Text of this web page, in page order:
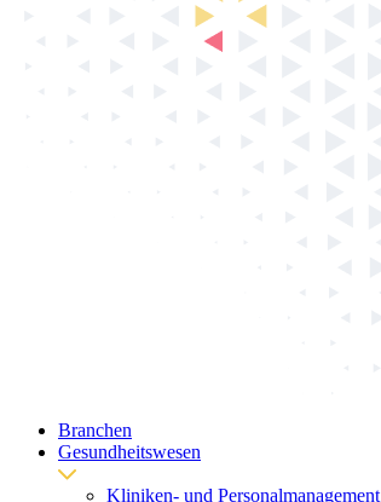
Branchen
Gesundheitswesen
Kliniken- und Personalmanagement